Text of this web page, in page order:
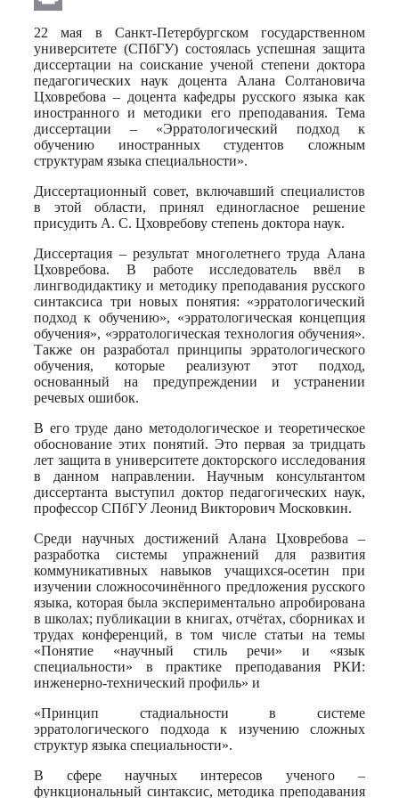
Print
22 мая в Санкт-Петербургском государственном
университете (СПбГУ) состоялась успешная защита
диссертации на соискание ученой степени доктора
педагогических наук доцента Алана Солтановича
Цховребова – доцента кафедры русского языка как
иностранного и методики его преподавания. Тема
диссертации – «Эрратологический подход к
обучению иностранных студентов сложным
структурам языка специальности».
Диссертационный совет, включавший специалистов
в этой области, принял единогласное решение
присудить А. С. Цховребову степень доктора наук.
Диссертация – результат многолетнего труда Алана
Цховребова. В работе исследователь ввёл в
лингводидактику и методику преподавания русского
синтаксиса три новых понятия: «эрратологический
подход к обучению», «эрратологическая концепция
обучения», «эрратологическая технология обучения».
Также он разработал принципы эрратологического
обучения, которые реализуют этот подход,
основанный на предупреждении и устранении
речевых ошибок.
В его труде дано методологическое и теоретическое
обоснование этих понятий. Это первая за тридцать
лет защита в университете докторского исследования
в данном направлении. Научным консультантом
диссертанта выступил доктор педагогических наук,
профессор СПбГУ Леонид Викторович Московкин.
Среди научных достижений Алана Цховребова –
разработка системы упражнений для развития
коммуникативных навыков учащихся-осетин при
изучении сложносочинённого предложения русского
языка, которая была экспериментально апробирована
в школах; публикации в книгах, отчётах, сборниках и
трудах конференций, в том числе статьи на темы
«Понятие «научный стиль речи» и «язык
специальности» в практике преподавания РКИ:
инженерно-технический профиль» и
«Принцип стадиальности в системе
эрратологического подхода к изучению сложных
структур языка специальности».
В сфере научных интересов ученого –
функциональный синтаксис, методика преподавания